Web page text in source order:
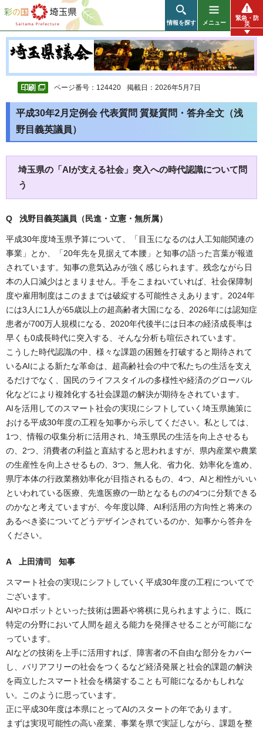
彩の国 埼玉県
情報を探す メニュー
緊急・防
災
ページ番号：124420 掲載日：2026年5月7日
平成30年2月定例会 代表質問 質疑質問・答弁全文（浅
野目義英議員）
埼玉県の「AIが支える社会」突入への時代認識について問
う
Q 浅野目義英議員（民進・立憲・無所属）
平成30年度埼玉県予算について、「目玉になるのは人工知能関連の
事業」とか、「20年先を見据えて本腰」と知事の語った言葉が報道
されています。知事の意気込みが強く感じられます。残念ながら日
本の人口減少はとまりません。手をこまねいていれば、社会保障制
度や雇用制度はこのままでは破綻する可能性さえあります。2024年
には3人に1人が65歳以上の超高齢者大国になる、2026年には認知症
患者が700万人規模になる、2020年代後半には日本の経済成長率は
早くも0成長時代に突入する、そんな分析も喧伝されています。
こうした時代認識の中、様々な課題の困難を打破すると期待されて
いるAIによる新たな革命は、超高齢社会の中で私たちの生活を支え
るだけでなく、国民のライフスタイルの多様性や経済のグローバル
化などにより複雑化する社会課題の解決が期待をされています。
AIを活用してのスマート社会の実現にシフトしていく埼玉県施策に
おける平成30年度の工程を知事から示してください。私としては、
1つ、情報の収集分析に活用され、埼玉県民の生活を向上させるも
の、2つ、消費者の利益と直結すると思われますが、県内産業や農業
の生産性を向上させるもの、3つ、無人化、省力化、効率化を進め、
県庁本体の行政業務効率化が目指されるもの、4つ、AIと相性がいい
といわれている医療、先進医療の一助となるものの4つに分類できる
のかなと考えていますが、今年度以降、AI利活用の方向性と将来の
あるべき姿についてどうデザインされているのか、知事から答弁を
ください。
A 上田清司 知事
スマート社会の実現にシフトしていく平成30年度の工程についてで
ございます。
AIやロボットといった技術は囲碁や将棋に見られますように、既に
特定の分野において人間を超える能力を発揮させることが可能にな
っています。
AIなどの技術を上手に活用すれば、障害者の不自由な部分をカバー
し、バリアフリーの社会をつくるなど経済発展と社会的課題の解決
を両立したスマート社会を構築することも可能になるかもしれな
い。このように思っています。
正に平成30年度は本県にとってAIのスタートの年であります。
まずは実現可能性の高い産業、事業を県で実証しながら、課題を整